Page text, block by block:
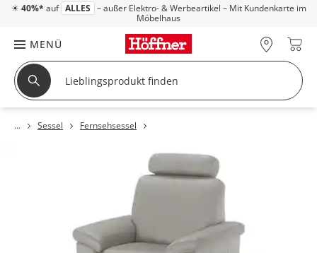
☀ 40%* auf ALLES – außer Elektro- & Werbeartikel – Mit Kundenkarte im
Möbelhaus
MENÜ
Sessel Fernsehsessel